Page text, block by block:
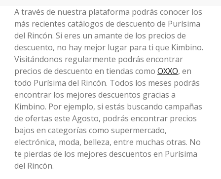
A través de nuestra plataforma podrás conocer los
más recientes catálogos de descuento de Purísima
del Rincón. Si eres un amante de los precios de
descuento, no hay mejor lugar para ti que Kimbino.
Visitándonos regularmente podrás encontrar
precios de descuento en tiendas como OXXO, en
todo Purísima del Rincón. Todos los meses podrás
encontrar los mejores descuentos gracias a
Kimbino. Por ejemplo, si estás buscando campañas
de ofertas este Agosto, podrás encontrar precios
bajos en categorías como supermercado,
electrónica, moda, belleza, entre muchas otras. No
te pierdas de los mejores descuentos en Purísima
del Rincón.